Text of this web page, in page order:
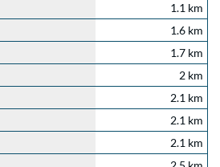
1.1 km
1.6 km
1.7 km
2 km
2.1 km
2.1 km
2.1 km